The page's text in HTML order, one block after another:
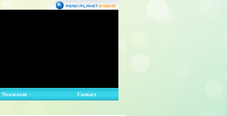
Newsroom Contact